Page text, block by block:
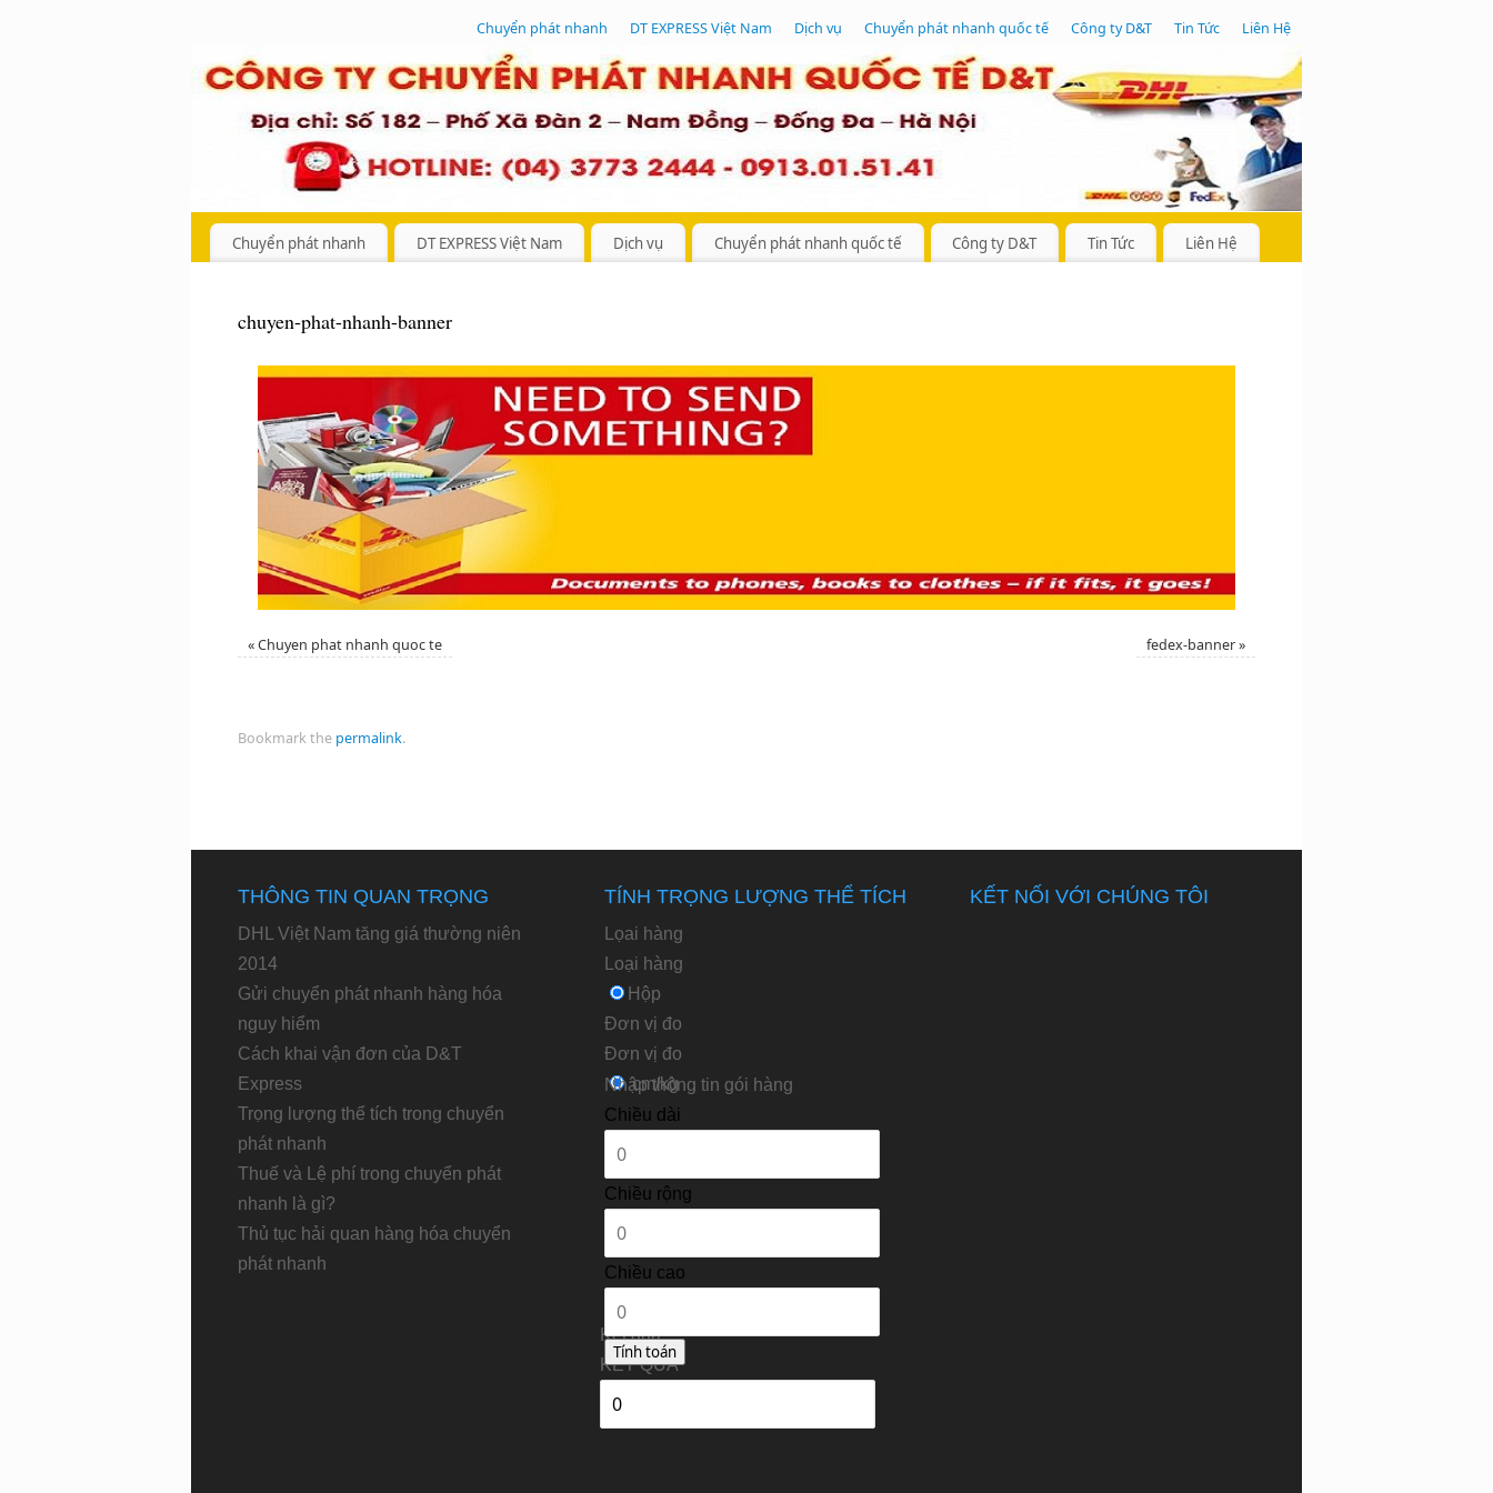
Chuyển phát nhanh DT EXPRESS Việt Nam Dịch vụ Chuyển phát nhanh quốc tế Công ty D&T Tin Tức Liên Hệ
Chuyển phát nhanh DT EXPRESS Việt Nam Dịch vụ Chuyển phát nhanh quốc tế Công ty D&T Tin Tức Liên Hệ
chuyen-phat-nhanh-banner
«Chuyen phat nhanh quoc te fedex-banner»
Bookmark the permalink.
THÔNG TIN QUAN TRỌNG
DHL Việt Nam tăng giá thường niên
2014
Gửi chuyển phát nhanh hàng hóa
nguy hiểm
Cách khai vận đơn của D&T
Express
Trọng lượng thể tích trong chuyển
phát nhanh
Thuế và Lệ phí trong chuyển phát
nhanh là gì?
Thủ tục hải quan hàng hóa chuyển
phát nhanh
TÍNH TRỌNG LƯỢNG THỂ TÍCH
Lọai hàng
Loại hàng
Hộp
Đơn vị đo
Ðơn vị đo
cm/kg
Nhập thông tin gói hàng
Chiều dài
Chiều rộng
Chiều cao
Kết quả
KẾT QUẢ
KẾT NỐI VỚI CHÚNG TÔI